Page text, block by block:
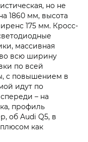
но не
1860 мм, высота
175 мм. Кросс-
массивная
во всю ширину
по всей
с повышением в
идут по
– на
профиль
об Audi Q5, в
как